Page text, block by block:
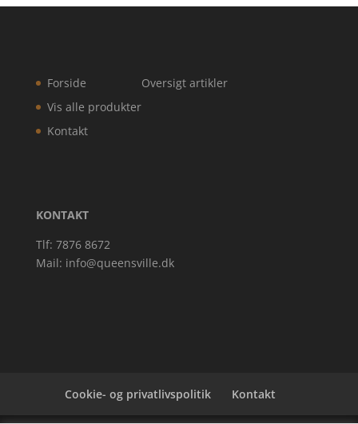
Forside
Vis alle produkter
Kontakt
Oversigt artikler
KONTAKT
Tlf: 7876 8672
Mail: info@queensville.dk
Cookie- og privatlivspolitik Kontakt